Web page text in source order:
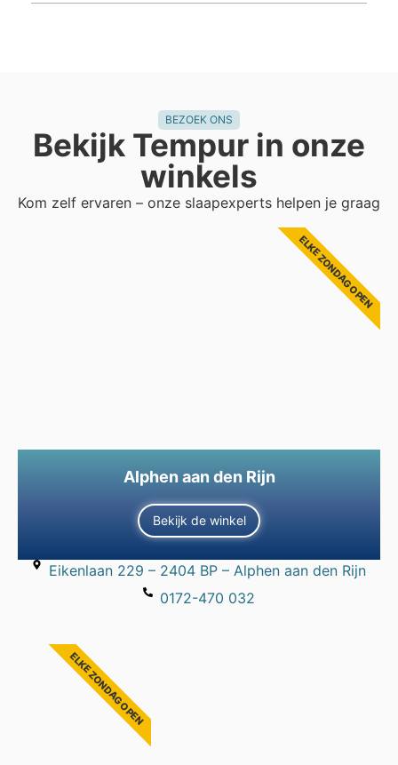
BEZOEK ONS
Bekijk Tempur in onze
winkels
Kom zelf ervaren – onze slaapexperts helpen je graag
Alphen aan den Rijn
Bekijk de winkel
ELKE ZONDAG OPEN
Eikenlaan 229 – 2404 BP – Alphen aan den Rijn
0172-470 032
ELKE ZONDAG OPEN